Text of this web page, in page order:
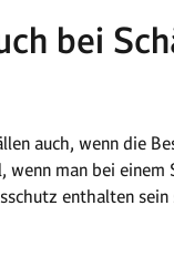
bei
auch, wenn die
man bei
enthalten